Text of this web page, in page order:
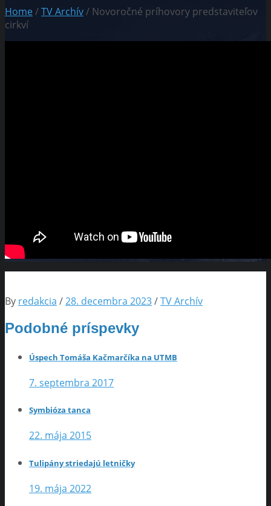
Home/TV Archív/ Novoročné príhovory predstaviteľov
cirkví
By redakcia /28. decembra 2023/TV Archív
Podobné príspevky
Úspech Tomáša Kačmarčíka na UTMB
7. septembra 2017
Symbióza tanca
22. mája 2015
Tulipány striedajú letničky
19. mája 2022